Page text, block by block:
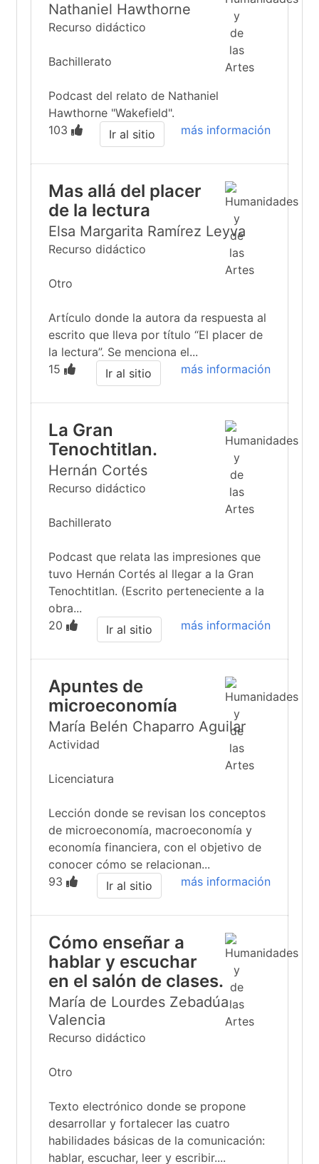
Nathaniel Hawthorne
Recurso didáctico
Bachillerato
Podcast del relato de Nathaniel
Hawthorne "Wakefield".
103
más información
Ir al sitio
Mas allá del placer
de la lectura
Elsa Margarita Ramírez Leyva
Recurso didáctico
Otro
Artículo donde la autora da respuesta al
escrito que lleva por título “El placer de
la lectura”. Se menciona el...
15
más información
Ir al sitio
La Gran
Tenochtitlan.
Hernán Cortés
Recurso didáctico
Bachillerato
Podcast que relata las impresiones que
tuvo Hernán Cortés al llegar a la Gran
Tenochtitlan. (Escrito perteneciente a la
obra...
20
más información
Ir al sitio
Apuntes de
microeconomía
María Belén Chaparro Aguilar
Actividad
Licenciatura
Lección donde se revisan los conceptos
de microeconomía, macroeconomía y
economía financiera, con el objetivo de
conocer cómo se relacionan...
93
más información
Ir al sitio
Cómo enseñar a
hablar y escuchar
en el salón de clases.
María de Lourdes Zebadúa
Valencia
Recurso didáctico
Otro
Texto electrónico donde se propone
desarrollar y fortalecer las cuatro
habilidades básicas de la comunicación:
hablar, escuchar, leer y escribir....